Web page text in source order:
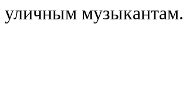
уличным музыкантам.